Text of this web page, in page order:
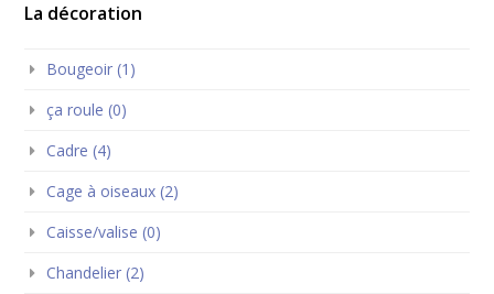
La décoration
Bougeoir (1)
ça roule (0)
Cadre (4)
Cage à oiseaux (2)
Caisse/valise (0)
Chandelier (2)